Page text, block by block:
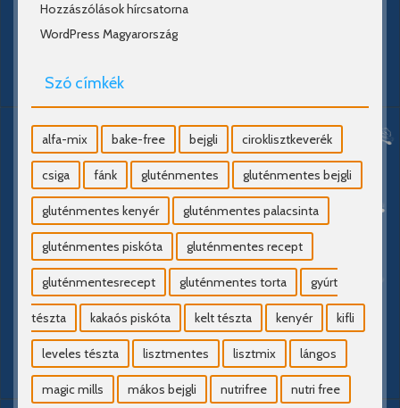
Hozzászólások hírcsatorna
WordPress Magyarország
Szó címkék
alfa-mix bake-free bejgli ciroklisztkeverék
csiga fánk gluténmentes gluténmentes bejgli
gluténmentes kenyér gluténmentes palacsinta
gluténmentes piskóta gluténmentes recept
gluténmentesrecept gluténmentes torta gyúrt
tészta kakaós piskóta kelt tészta kenyér kifli
leveles tészta lisztmentes lisztmix lángos
magic mills mákos bejgli nutrifree nutri free